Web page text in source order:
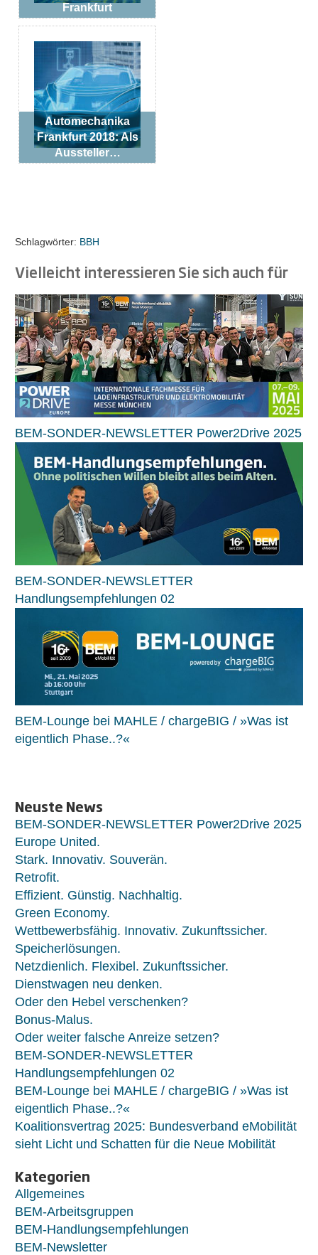
Frankfurt
Automechanika
Frankfurt 2018: Als
Aussteller…
Schlagwörter: BBH
Vielleicht interessieren Sie sich auch für
BEM-SONDER-NEWSLETTER Power2Drive 2025
BEM-SONDER-NEWSLETTER
Handlungsempfehlungen 02
BEM-Lounge bei MAHLE / chargeBIG / »Was ist
eigentlich Phase..?«
Neuste News
BEM-SONDER-NEWSLETTER Power2Drive 2025
Europe United.
Stark. Innovativ. Souverän.
Retrofit.
Effizient. Günstig. Nachhaltig.
Green Economy.
Wettbewerbsfähig. Innovativ. Zukunftssicher.
Speicherlösungen.
Netzdienlich. Flexibel. Zukunftssicher.
Dienstwagen neu denken.
Oder den Hebel verschenken?
Bonus-Malus.
Oder weiter falsche Anreize setzen?
BEM-SONDER-NEWSLETTER
Handlungsempfehlungen 02
BEM-Lounge bei MAHLE / chargeBIG / »Was ist
eigentlich Phase..?«
Koalitionsvertrag 2025: Bundesverband eMobilität
sieht Licht und Schatten für die Neue Mobilität
Kategorien
Allgemeines
BEM-Arbeitsgruppen
BEM-Handlungsempfehlungen
BEM-Newsletter